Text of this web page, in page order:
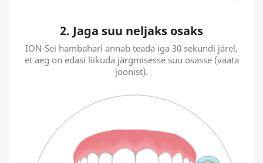
2. Jaga suu neljaks osaks
ION-Sei hambahari annab teada iga 30 sekundi järel,
et aeg on edasi liikuda järgmisesse suu osasse (vaata
joonist).